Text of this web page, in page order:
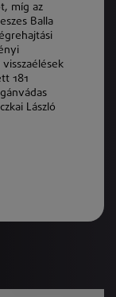
míg az
Balla
181
László